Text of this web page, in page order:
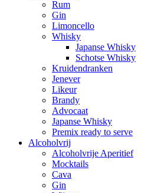
Rum
Gin
Limoncello
Whisky
Japanse Whisky
Schotse Whisky
Kruidendranken
Jenever
Likeur
Brandy
Advocaat
Japanse Whisky
Premix ready to serve
Alcoholvrij
Alcoholvrije Aperitief
Mocktails
Cava
Gin